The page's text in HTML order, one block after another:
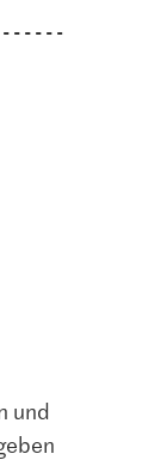
und